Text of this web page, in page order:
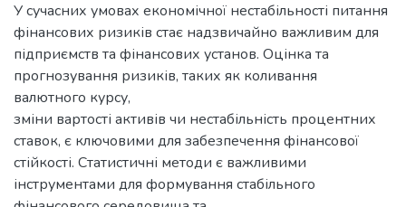
У сучасних умовах економічної нестабільності питання
фінансових ризиків стає надзвичайно важливим для
підприємств та фінансових установ. Оцінка та
прогнозування ризиків, таких як коливання
валютного курсу,
зміни вартості активів чи нестабільність процентних
ставок, є ключовими для забезпечення фінансової
стійкості. Статистичні методи є важливими
інструментами для формування стабільного